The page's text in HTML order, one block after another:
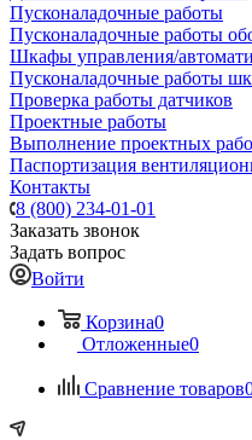
Пусконаладочные работы
Пусконаладочные работы
Шкафы управления/
Пусконаладочные работы
Проверка работы датчиков
Проектные работы
Выполнение проектных
Паспортизация
Контакты
8 (800) 234-01-01
Заказать звонок
Задать вопрос
Войти
Корзина0
Отложенные0
Сравнение товаров